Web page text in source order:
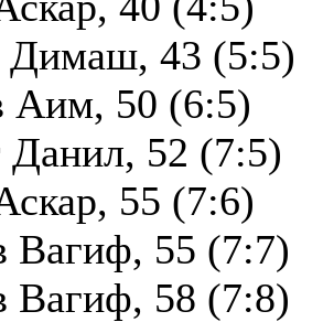
Димаш, 43 (5:5)
Аим, 50 (6:5)
Данил, 52 (7:5)
55 (7:6)
Вагиф, 55 (7:7)
Вагиф, 58 (7:8)